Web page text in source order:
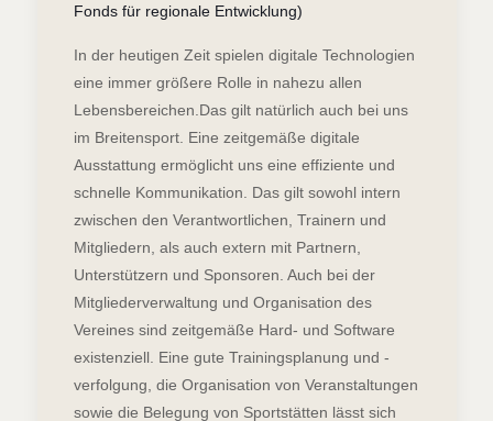
Fonds für regionale Entwicklung)
In der heutigen Zeit spielen digitale Technologien
eine immer größere Rolle in nahezu allen
Lebensbereichen.Das gilt natürlich auch bei uns
im Breitensport. Eine zeitgemäße digitale
Ausstattung ermöglicht uns eine effiziente und
schnelle Kommunikation. Das gilt sowohl intern
zwischen den Verantwortlichen, Trainern und
Mitgliedern, als auch extern mit Partnern,
Unterstützern und Sponsoren. Auch bei der
Mitgliederverwaltung und Organisation des
Vereines sind zeitgemäße Hard- und Software
existenziell. Eine gute Trainingsplanung und -
verfolgung, die Organisation von Veranstaltungen
sowie die Belegung von Sportstätten lässt sich